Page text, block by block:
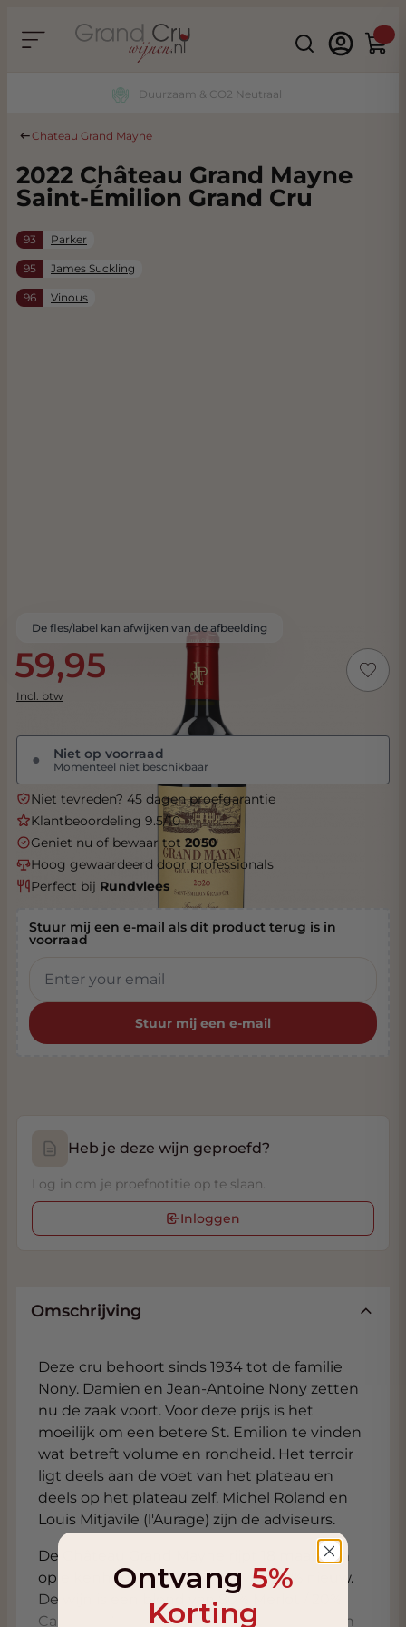
Search
Duurzaam & CO2 Neutraal
Chateau Grand Mayne
2022 Château Grand Mayne
Saint-Émilion Grand Cru
De fles/label kan afwijken van de afbeelding
93 Parker
95 James Suckling
96 Vinous
59,95
Incl. btw
● Niet op voorraad
Momenteel niet beschikbaar
Niet tevreden? 45 dagen proefgarantie
Klantbeoordeling 9.5/10
Geniet nu of bewaar tot 2050
Hoog gewaardeerd door professionals
Perfect bij Rundvlees
Stuur mij een e-mail als dit product terug is in
voorraad
Stuur mij een e-mail
Heb je deze wijn geproefd?
Log in om je proefnotitie op te slaan.
Inloggen
Omschrijving
Deze cru behoort sinds 1934 tot de familie
Nony. Damien en Jean-Antoine Nony zetten
nu de zaak voort. Voor deze prijs is het
moeilijk om een ​​betere St. Emilion te vinden
wat betreft volume en rondheid. Het terroir
ligt deels aan de voet van het plateau en
deels op het plateau zelf. Michel Roland en
Louis Mitjavile (l'Aurage) zijn de adviseurs.
De Château Grand Mayne rijpt 18 maanden
op eikenhouten vaten, waarvan 60% nieuw.
De wijn is een blend van 80% Merlot / 20%
Cabernet Franc. De gemiddelde leeftijd van
Ontvang 5%
Korting